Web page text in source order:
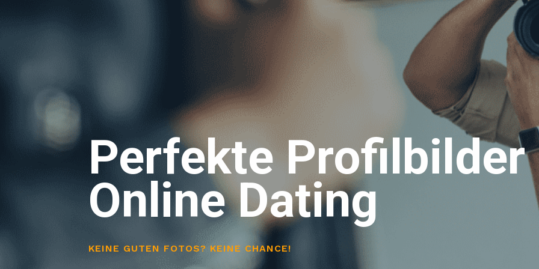
Perfekte Profilbilder
Online Dating
KEINE GUTEN FOTOS? KEINE CHANCE!